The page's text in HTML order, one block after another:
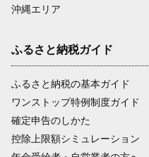
沖縄エリア
ふるさと納税ガイド
ふるさと納税の基本ガイド
ワンストップ特例制度ガイド
確定申告のしかた
控除上限額シミュレーション